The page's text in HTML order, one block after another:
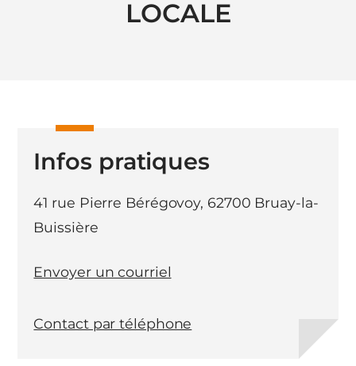
LOCALE
Infos pratiques
41 rue Pierre Bérégovoy, 62700 Bruay-la-
Buissière
Envoyer un courriel
Contact par téléphone